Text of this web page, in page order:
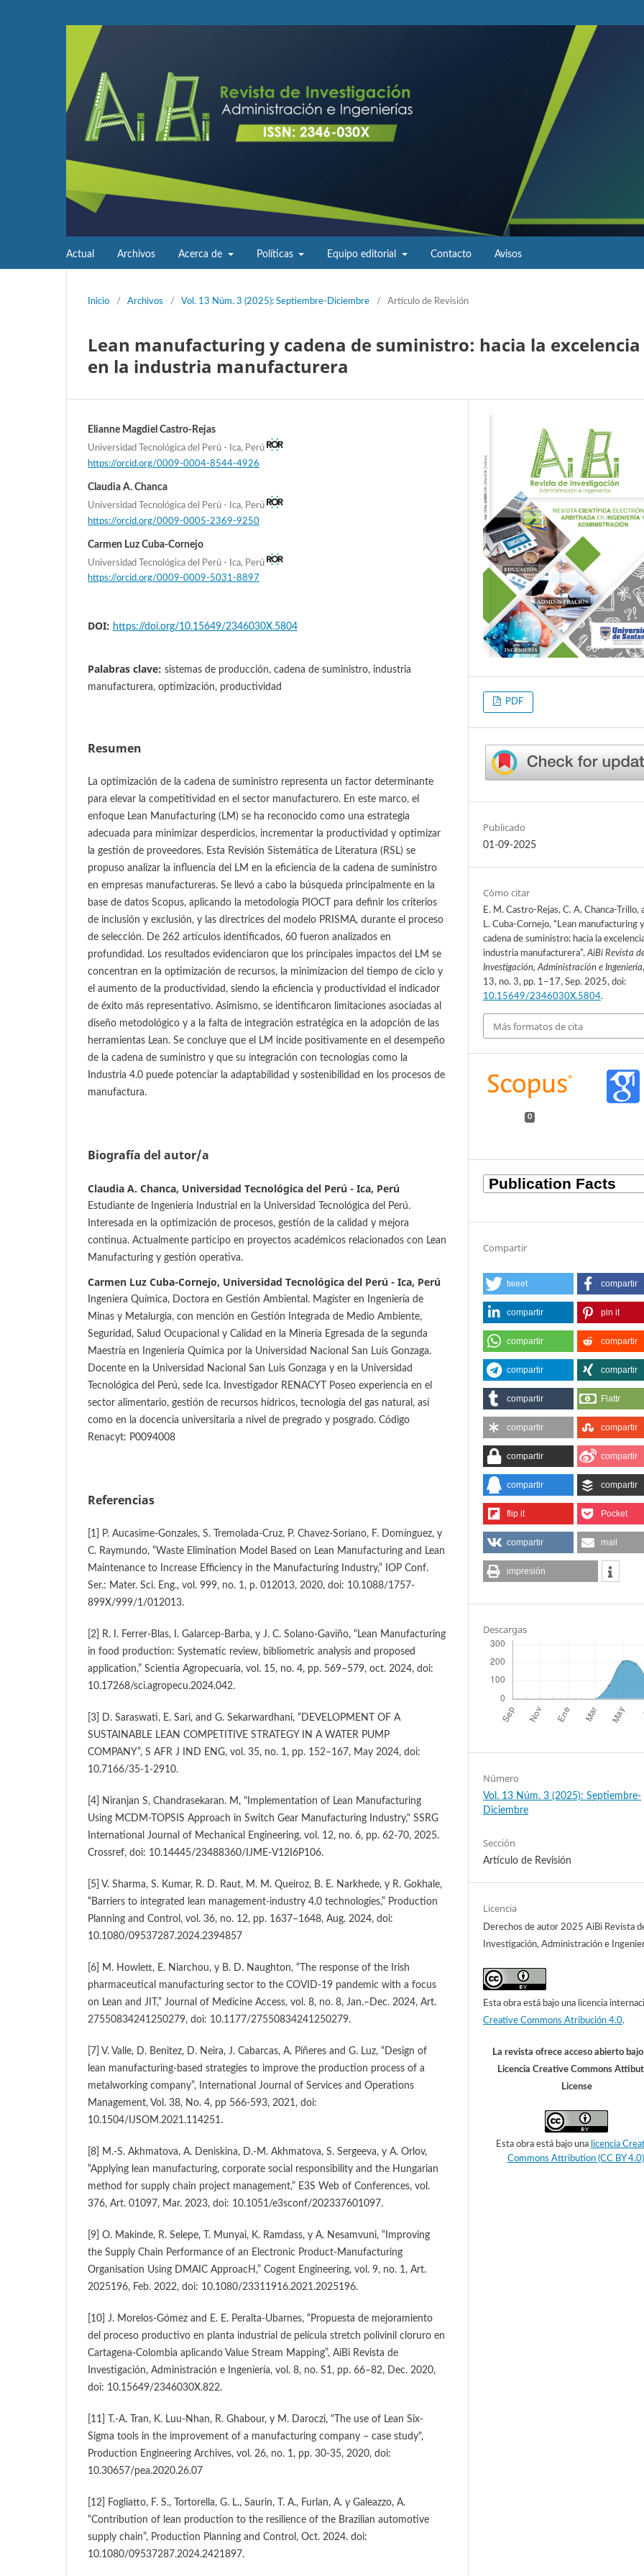
Actual Archivos Acerca de Políticas Equipo editorial Contacto Avisos
Inicio / Archivos / Vol. 13 Núm. 3 (2025): Septiembre-Diciembre / Artículo de Revisión
Lean manufacturing y cadena de suministro: hacia la excelencia
en la industria manufacturera
Elianne Magdiel Castro-Rejas
Universidad Tecnológica del Perú - Ica, Perú
https://orcid.org/0009-0004-8544-4926
Claudia A. Chanca
Universidad Tecnológica del Perú - Ica, Perú
https://orcid.org/0009-0005-2369-9250
Carmen Luz Cuba-Cornejo
Universidad Tecnológica del Perú - Ica, Perú
https://orcid.org/0009-0009-5031-8897
DOI: https://doi.org/10.15649/2346030X.5804
Palabras clave: sistemas de producción, cadena de suministro, industria
manufacturera, optimización, productividad
Resumen
La optimización de la cadena de suministro representa un factor determinante
para elevar la competitividad en el sector manufacturero. En este marco, el
enfoque Lean Manufacturing (LM) se ha reconocido como una estrategia
adecuada para minimizar desperdicios, incrementar la productividad y optimizar
la gestión de proveedores. Esta Revisión Sistemática de Literatura (RSL) se
propuso analizar la influencia del LM en la eficiencia de la cadena de suministro
en empresas manufactureras. Se llevó a cabo la búsqueda principalmente en la
base de datos Scopus, aplicando la metodología PIOCT para definir los criterios
de inclusión y exclusión, y las directrices del modelo PRISMA, durante el proceso
de selección. De 262 artículos identificados, 60 fueron analizados en
profundidad. Los resultados evidenciaron que los principales impactos del LM se
concentran en la optimización de recursos, la minimizacion del tiempo de ciclo y
el aumento de la productividad, siendo la eficiencia y productividad el indicador
de éxito más representativo. Asimismo, se identificaron limitaciones asociadas al
diseño metodológico y a la falta de integración estratégica en la adopción de las
herramientas Lean. Se concluye que el LM incide positivamente en el desempeño
de la cadena de suministro y que su integración con tecnologías como la
Industria 4.0 puede potenciar la adaptabilidad y sostenibilidad en los procesos de
manufactura.
Biografía del autor/a
Claudia A. Chanca, Universidad Tecnológica del Perú - Ica, Perú
Estudiante de Ingeniería Industrial en la Universidad Tecnológica del Perú.
Interesada en la optimización de procesos, gestión de la calidad y mejora
continua. Actualmente participo en proyectos académicos relacionados con Lean
Manufacturing y gestión operativa.
Carmen Luz Cuba-Cornejo, Universidad Tecnológica del Perú - Ica, Perú
Ingeniera Química, Doctora en Gestión Ambiental. Magíster en Ingeniería de
Minas y Metalurgia, con mención en Gestión Integrada de Medio Ambiente,
Seguridad, Salud Ocupacional y Calidad en la Minería Egresada de la segunda
Maestría en Ingeniería Química por la Universidad Nacional San Luis Gonzaga.
Docente en la Universidad Nacional San Luis Gonzaga y en la Universidad
Tecnológica del Perú, sede Ica. Investigador RENACYT Poseo experiencia en el
sector alimentario, gestión de recursos hídricos, tecnología del gas natural, así
como en la docencia universitaria a nivel de pregrado y posgrado. Código
Renacyt: P0094008
Referencias
[1] P. Aucasime-Gonzales, S. Tremolada-Cruz, P. Chavez-Soriano, F. Domínguez, y
C. Raymundo, “Waste Elimination Model Based on Lean Manufacturing and Lean
Maintenance to Increase Efficiency in the Manufacturing Industry,” IOP Conf.
Ser.: Mater. Sci. Eng., vol. 999, no. 1, p. 012013, 2020, doi: 10.1088/1757-
899X/999/1/012013.
[2] R. I. Ferrer-Blas, I. Galarcep-Barba, y J. C. Solano-Gaviño, “Lean Manufacturing
in food production: Systematic review, bibliometric analysis and proposed
application,” Scientia Agropecuaria, vol. 15, no. 4, pp. 569–579, oct. 2024, doi:
10.17268/sci.agropecu.2024.042.
[3] D. Saraswati, E. Sari, and G. Sekarwardhani, “DEVELOPMENT OF A
SUSTAINABLE LEAN COMPETITIVE STRATEGY IN A WATER PUMP
COMPANY”, S AFR J IND ENG, vol. 35, no. 1, pp. 152–167, May 2024, doi:
10.7166/35-1-2910.
[4] Niranjan S, Chandrasekaran. M, "Implementation of Lean Manufacturing
Using MCDM-TOPSIS Approach in Switch Gear Manufacturing Industry," SSRG
International Journal of Mechanical Engineering, vol. 12, no. 6, pp. 62-70, 2025.
Crossref, doi: 10.14445/23488360/IJME-V12I6P106.
[5] V. Sharma, S. Kumar, R. D. Raut, M. M. Queiroz, B. E. Narkhede, y R. Gokhale,
“Barriers to integrated lean management-industry 4.0 technologies,” Production
Planning and Control, vol. 36, no. 12, pp. 1637–1648, Aug. 2024, doi:
10.1080/09537287.2024.2394857
[6] M. Howlett, E. Niarchou, y B. D. Naughton, “The response of the Irish
pharmaceutical manufacturing sector to the COVID-19 pandemic with a focus
on Lean and JIT,” Journal of Medicine Access, vol. 8, no. 8, Jan.–Dec. 2024, Art.
27550834241250279, doi: 10.1177/27550834241250279.
[7] V. Valle, D. Benitez, D. Neira, J. Cabarcas, A. Piñeres and G. Luz, “Design of
lean manufacturing-based strategies to improve the production process of a
metalworking company”, International Journal of Services and Operations
Management, Vol. 38, No. 4, pp 566-593, 2021, doi:
10.1504/IJSOM.2021.114251.
[8] M.-S. Akhmatova, A. Deniskina, D.-M. Akhmatova, S. Sergeeva, y A. Orlov,
“Applying lean manufacturing, corporate social responsibility and the Hungarian
method for supply chain project management,” E3S Web of Conferences, vol.
376, Art. 01097, Mar. 2023, doi: 10.1051/e3sconf/202337601097.
[9] O. Makinde, R. Selepe, T. Munyai, K. Ramdass, y A. Nesamvuni, “Improving
the Supply Chain Performance of an Electronic Product-Manufacturing
Organisation Using DMAIC ApproacH,” Cogent Engineering, vol. 9, no. 1, Art.
2025196, Feb. 2022, doi: 10.1080/23311916.2021.2025196.
[10] J. Morelos-Gómez and E. E. Peralta-Ubarnes, “Propuesta de mejoramiento
del proceso productivo en planta industrial de película stretch polivinil cloruro en
Cartagena-Colombia aplicando Value Stream Mapping”, AiBi Revista de
Investigación, Administración e Ingeniería, vol. 8, no. S1, pp. 66–82, Dec. 2020,
doi: 10.15649/2346030X.822.
[11] T.-A. Tran, K. Luu-Nhan, R. Ghabour, y M. Daroczi, "The use of Lean Six-
Sigma tools in the improvement of a manufacturing company – case study",
Production Engineering Archives, vol. 26, no. 1, pp. 30-35, 2020, doi:
10.30657/pea.2020.26.07
[12] Fogliatto, F. S., Tortorella, G. L., Saurin, T. A., Furlan, A. y Galeazzo, A.
“Contribution of lean production to the resilience of the Brazilian automotive
supply chain”, Production Planning and Control, Oct. 2024. doi:
10.1080/09537287.2024.2421897.
PDF
Publicado
01-09-2025
Cómo citar
E. M. Castro-Rejas, C. A. Chanca-Trillo,
L. Cuba-Cornejo, “Lean manufacturing
cadena de suministro: hacia la
industria manufacturera”,AiBi Revista
Investigación, Administración e Ingeniería
13, no. 3, pp. 1–17, Sep. 2025, doi:
10.15649/2346030X.5804.
Más formatos de cita
0
Compartir
tweet compartir
compartir pin it
compartir compartir
compartir compartir
compartir Flattr
compartir compartir
compartir compartir
compartir compartir
flip it Pocket
compartir mail
impresión
Descargas
Número
Vol. 13 Núm. 3 (2025): Septiembre-
Diciembre
Sección
Artículo de Revisión
Licencia
Derechos de autor 2025 AiBi Revista
Investigación, Administración e
Esta obra está bajo una licencia
Creative Commons Atribución 4.0.
La revista ofrece acceso abierto
Licencia Creative Commons
License
Esta obra está bajo una licencia
Commons Attribution (CC BY 4.0)